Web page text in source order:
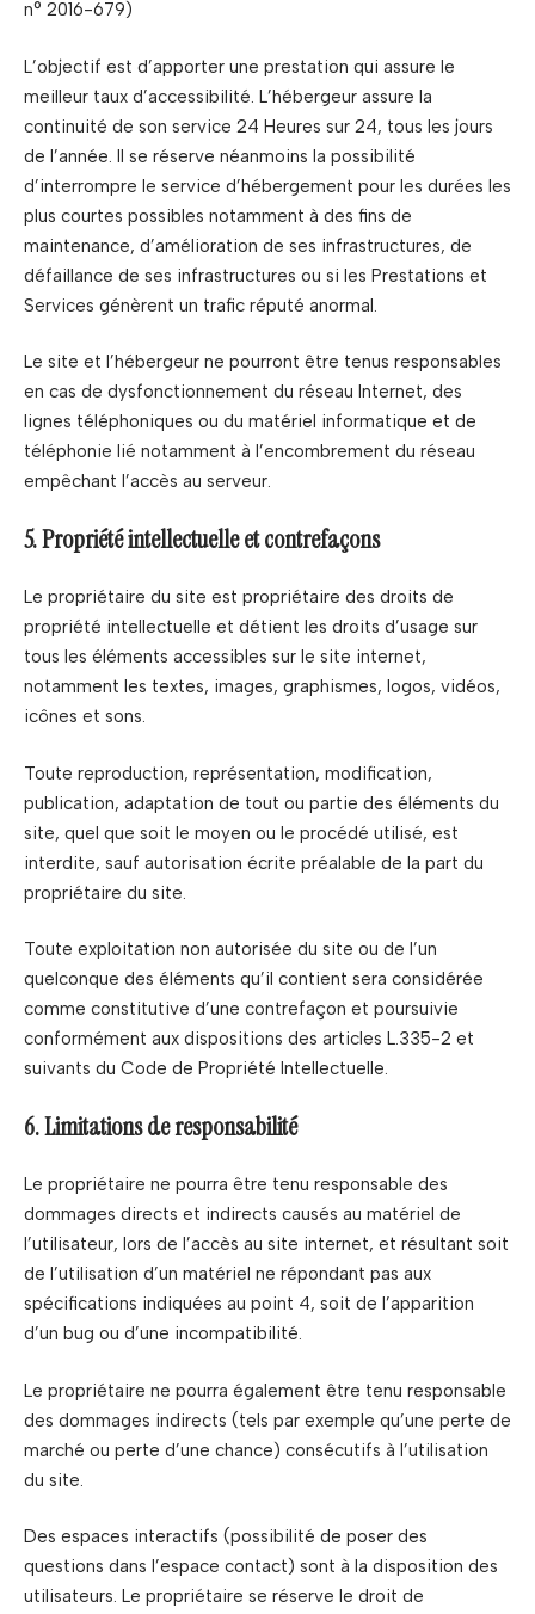
n° 2016-679)
L’objectif est d’apporter une prestation qui assure le
meilleur taux d’accessibilité. L’hébergeur assure la
continuité de son service 24 Heures sur 24, tous les jours
de l’année. Il se réserve néanmoins la possibilité
d’interrompre le service d’hébergement pour les durées les
plus courtes possibles notamment à des fins de
maintenance, d’amélioration de ses infrastructures, de
défaillance de ses infrastructures ou si les Prestations et
Services génèrent un trafic réputé anormal.
Le site et l’hébergeur ne pourront être tenus responsables
en cas de dysfonctionnement du réseau Internet, des
lignes téléphoniques ou du matériel informatique et de
téléphonie lié notamment à l’encombrement du réseau
empêchant l’accès au serveur.
5. Propriété intellectuelle et contrefaçons
Le propriétaire du site est propriétaire des droits de
propriété intellectuelle et détient les droits d’usage sur
tous les éléments accessibles sur le site internet,
notamment les textes, images, graphismes, logos, vidéos,
icônes et sons.
Toute reproduction, représentation, modification,
publication, adaptation de tout ou partie des éléments du
site, quel que soit le moyen ou le procédé utilisé, est
interdite, sauf autorisation écrite préalable de la part du
propriétaire du site.
Toute exploitation non autorisée du site ou de l’un
quelconque des éléments qu’il contient sera considérée
comme constitutive d’une contrefaçon et poursuivie
conformément aux dispositions des articles L.335-2 et
suivants du Code de Propriété Intellectuelle.
6. Limitations de responsabilité
Le propriétaire ne pourra être tenu responsable des
dommages directs et indirects causés au matériel de
l’utilisateur, lors de l’accès au site internet, et résultant soit
de l’utilisation d’un matériel ne répondant pas aux
spécifications indiquées au point 4, soit de l’apparition
d’un bug ou d’une incompatibilité.
Le propriétaire ne pourra également être tenu responsable
des dommages indirects (tels par exemple qu’une perte de
marché ou perte d’une chance) consécutifs à l’utilisation
du site.
Des espaces interactifs (possibilité de poser des
questions dans l’espace contact) sont à la disposition des
utilisateurs. Le propriétaire se réserve le droit de